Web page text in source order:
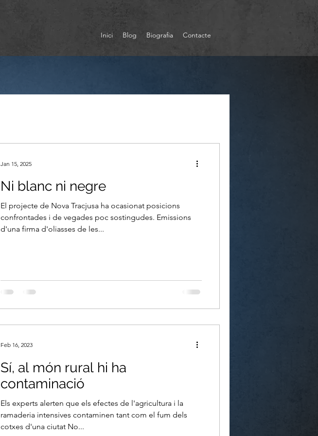
Inici Blog Biografia Contacte
Ni blanc ni negre
El projecte de Nova Tracjusa ha ocasionat posicions
confrontades i de vegades poc sostingudes. Emissions
d'una firma d'oliasses de les...
Jan 15, 2025
Sí, al món rural hi ha
contaminació
Els experts alerten que els efectes de l'agricultura i la
ramaderia intensives contaminen tant com el fum dels
cotxes d'una ciutat No...
Feb 16, 2023